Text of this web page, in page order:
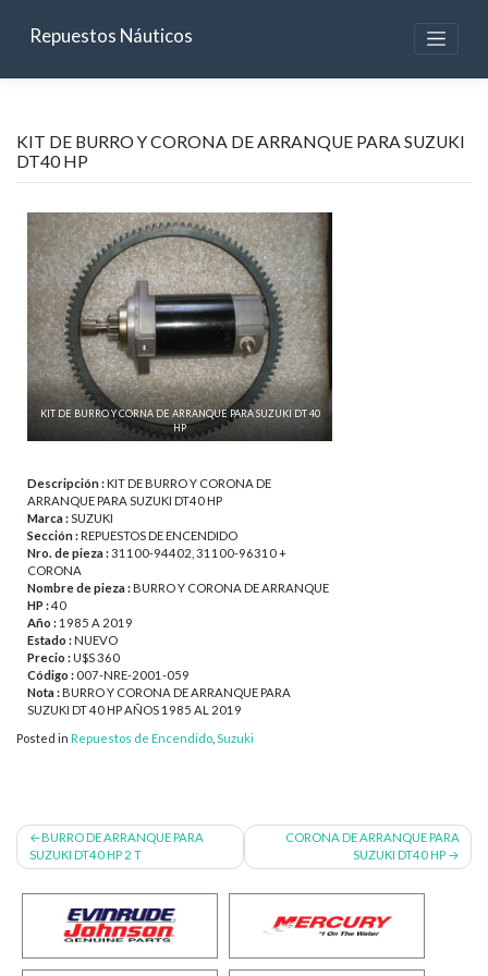
contentRepuestos Náuticos
KIT DE BURRO Y CORONA DE ARRANQUE PARA SUZUKI
DT40 HP
KIT DE BURRO Y CORNA DE ARRANQUE PARA SUZUKI DT 40
HP
Descripción :KIT DE BURRO Y CORONA DE
ARRANQUE PARA SUZUKI DT40 HP
Marca :SUZUKI
Sección :REPUESTOS DE ENCENDIDO
Nro. de pieza :31100-94402, 31100-96310 +
CORONA
Nombre de pieza :BURRO Y CORONA DE ARRANQUE
HP :40
Año : 1985 A 2019
Estado :NUEVO
Precio :U$S 360
Código : 007-NRE-2001-059
Nota :BURRO Y CORONA DE ARRANQUE PARA
SUZUKI DT 40 HP AÑOS 1985 AL 2019
Posted in Repuestos de Encendido Suzuki
Navegación
de
entradas
BURRO DE ARRANQUE PARA
SUZUKI DT40 HP 2 T
CORONA DE ARRANQUE PARA
SUZUKI DT40 HP